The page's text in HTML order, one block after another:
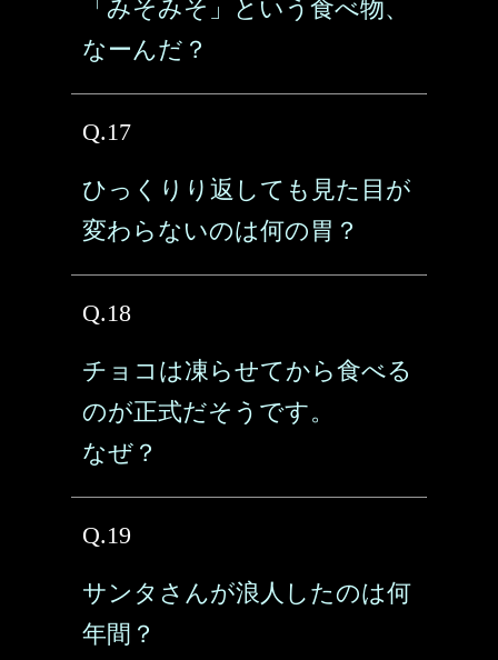
「みそみそ」という食べ物、
なーんだ？
Q.17
ひっくりり返しても見た目が
変わらないのは何の胃？
Q.18
チョコは凍らせてから食べる
のが正式だそうです。
なぜ？
Q.19
サンタさんが浪人したのは何
年間？